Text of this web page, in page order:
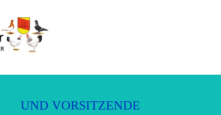
N D VORSITZENDE
I M